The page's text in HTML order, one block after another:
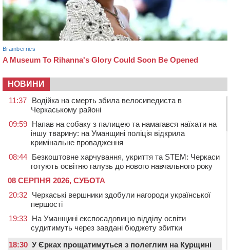
НОВИНИ
11:37
Водійка на смерть збила велосипедиста в
Черкаському районі
09:59 Напав на собаку з палицею та намагався наїхати на
іншу тварину: на Уманщині поліція відкрила
кримінальне провадження
08:44 Безкоштовне харчування, укриття та STEM: Черкаси
готують освітню галузь до нового навчального року
08 СЕРПНЯ 2026, СУБОТА
20:32 Черкаські вершники здобули нагороди української
першості
19:33 На Уманщині експосадовицю відділу освіти
судитимуть через завдані бюджету збитки
18:30 У Єрках прощатимуться з полеглим на Курщині